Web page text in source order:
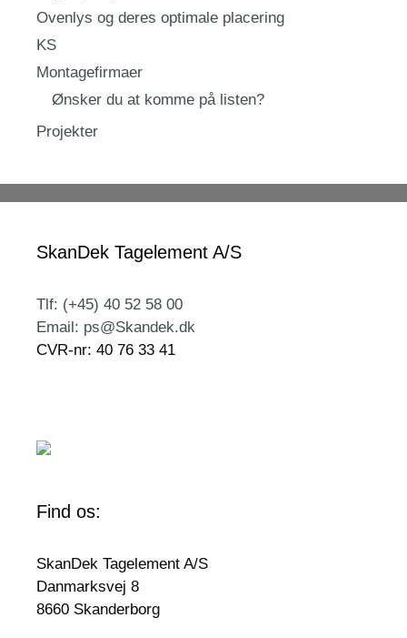
Ovenlys og deres optimale placering
KS
Montagefirmaer
Ønsker du at komme på listen?
Projekter
SkanDek Tagelement A/S
Tlf: (+45) 40 52 58 00
Email: ps@Skandek.dk
CVR-nr: 40 76 33 41
Find os:
SkanDek Tagelement A/S
Danmarksvej 8
8660 Skanderborg